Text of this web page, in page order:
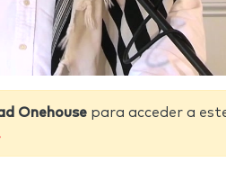
Onehouse para acceder a